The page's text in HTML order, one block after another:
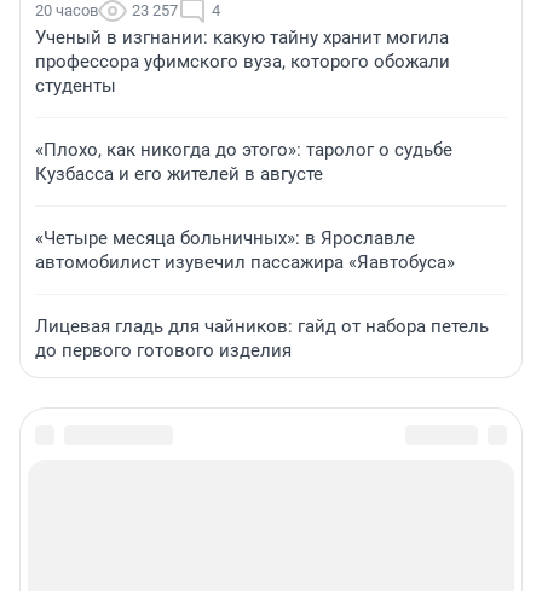
20 часов 23 257 4
Ученый в изгнании: какую тайну хранит могила
профессора уфимского вуза, которого обожали
студенты
«Плохо, как никогда до этого»: таролог о судьбе
Кузбасса и его жителей в августе
«Четыре месяца больничных»: в Ярославле
автомобилист изувечил пассажира «Яавтобуса»
Лицевая гладь для чайников: гайд от набора петель
до первого готового изделия